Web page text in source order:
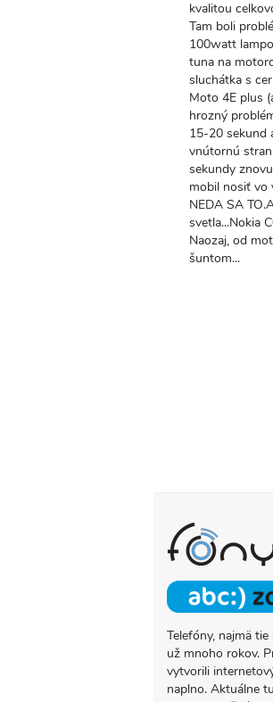
kvalitou
Tam boli
100watt
tuna na
sluchátka s
Moto 4E plus
hrozný
15-20 sekund
vnútornú
sekundy
mobil nosiť vo
NEDA SA
svetla...Nokia
Naozaj, od
šuntom...
O
PROJEKTE
FONY.SK
Telefóny, najmä
už mnoho rokov.
vytvorili
naplno. Aktuálne